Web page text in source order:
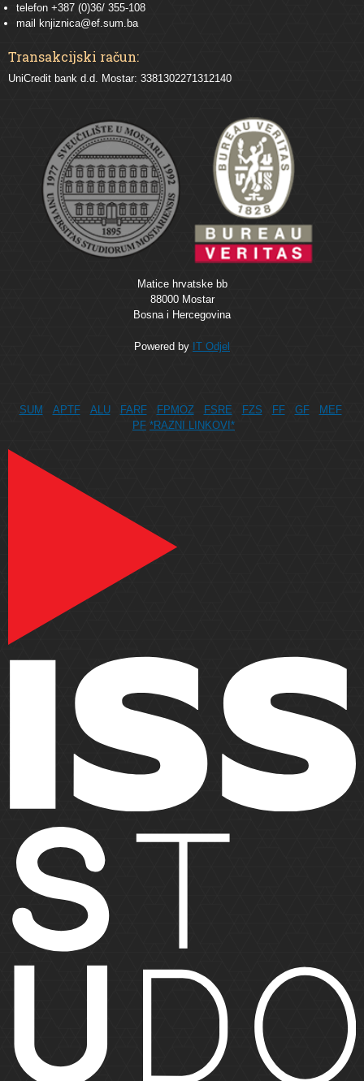
telefon +387 (0)36/ 355-108
mail knjiznica@ef.sum.ba
Transakcijski račun:
UniCredit bank d.d. Mostar: 3381302271312140
Matice hrvatske bb
88000 Mostar
Bosna i Hercegovina
Powered by IT Odjel
SUM APTF ALU FARF FPMOZ FSRE FZS FF GF
MEF
PF *RAZNI LINKOVI*